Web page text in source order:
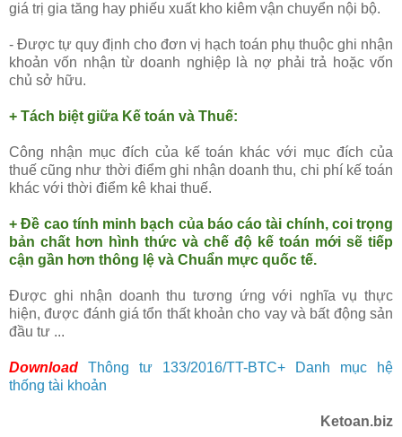
giá trị gia tăng hay phiếu xuất kho kiêm vận chuyển nội bộ.
- Được tự quy định cho đơn vị hạch toán phụ thuộc ghi nhận
khoản vốn nhận từ doanh nghiệp là nợ phải trả hoặc vốn
chủ sở hữu.
+ Tách biệt giữa Kế toán và Thuế:
Công nhận mục đích của kế toán khác với mục đích của
thuế cũng như thời điểm ghi nhận doanh thu, chi phí kế toán
khác với thời điểm kê khai thuế.
+ Đề cao tính minh bạch của báo cáo tài chính, coi trọng
bản chất hơn hình thức và chế độ kế toán mới sẽ tiếp
cận gần hơn thông lệ và Chuẩn mực quốc tế.
Được ghi nhận doanh thu tương ứng với nghĩa vụ thực
hiện, được đánh giá tổn thất khoản cho vay và bất động sản
đầu tư ...
Download
Thông tư 133/2016/TT-BTC+ Danh mục hệ
thống tài khoản
Ketoan.biz